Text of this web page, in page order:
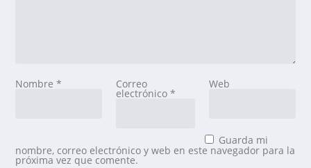
Nombre* Correo
electrónico *
Web
Guarda mi
nombre, correo electrónico y web en este navegador para la
próxima vez que comente.